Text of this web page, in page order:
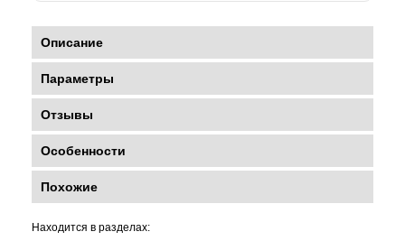
Описание
Параметры
Отзывы
Особенности
Похожие
Находится в разделах: